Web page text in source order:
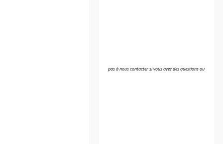
pas à nous contacter si vous avez des questions ou